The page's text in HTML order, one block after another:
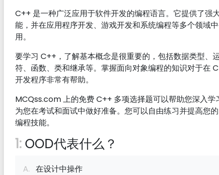
C++ 是一种广泛应用于软件开发的编程语言。它提供了强
能，并在应用程序开发、游戏开发和系统编程等多个领域
用。
要学习 C++，了解基本概念是很重要的，包括数据类型、
符、函数、类和继承等。掌握面向对象编程的知识对于在
开发程序非常有帮助。
MCQss.com 上的免费 C++ 多项选择题可以帮助您深入学
为您在考试和面试中做好准备。您可以自由练习并提高您
编程技能。
1: OOD代表什么？
A. 在设计中操作